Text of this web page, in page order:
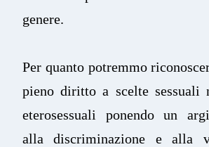
genere.
Per quanto potremmo
pieno diritto a scelte sessuali
eterosessuali ponendo un
alla discriminazione e alla